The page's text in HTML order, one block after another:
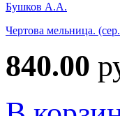
Бушков А.А.
Чертова мельница.
840.00